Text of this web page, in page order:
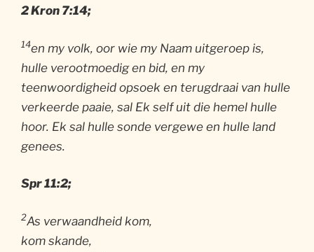
2 Kron 7:14;
14en my volk, oor wie my Naam uitgeroep is,
hulle verootmoedig en bid, en my
teenwoordigheid opsoek en terugdraai van hulle
verkeerde paaie, sal Ek self uit die hemel hulle
hoor. Ek sal hulle sonde vergewe en hulle land
genees.
Spr 11:2;
2As verwaandheid kom,
kom skande,